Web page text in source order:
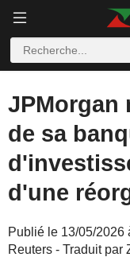
JPMorgan
de sa
d'une
Publié le 13/05/2026
Reuters - Traduit par